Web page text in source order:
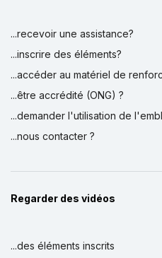
...recevoir une assistance?
...inscrire des éléments?
...accéder au matériel de
...être accrédité (ONG) ?
...demander l'utilisation de
...nous contacter ?
Regarder des vidéos
...des éléments inscrits